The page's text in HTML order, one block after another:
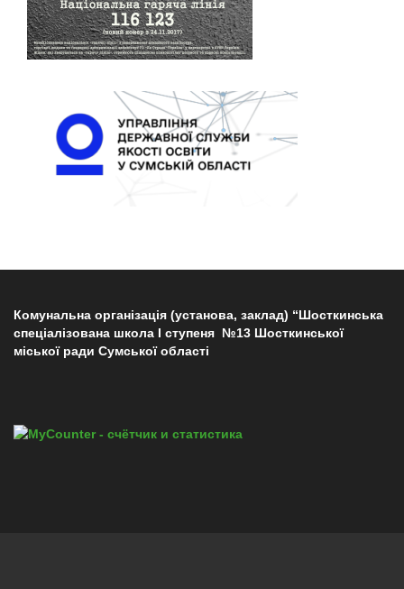
Комунальна організація (установа, заклад) “Шосткинська
спеціалізована школа І ступеня №13 Шосткинської
міської ради Сумської області